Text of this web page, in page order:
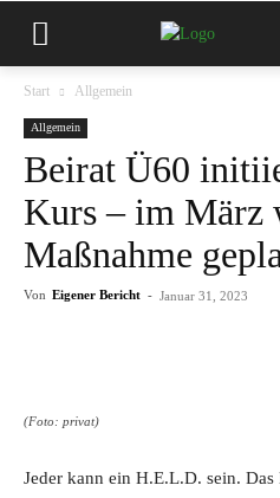
Start Allgemein
Allgemein
Beirat Ü60
Kurs – im März
Maßnahme
Von Eigener Bericht - Januar 31, 2023
(Foto: privat)
Jeder kann ein H.E.L.D. sein.